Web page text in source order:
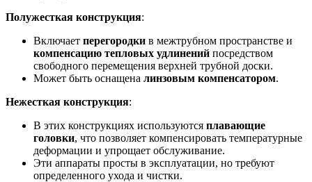
Полужесткая конструкция:
Включает перегородки в межтрубном пространстве и
компенсацию тепловых удлинений посредством
свободного перемещения верхней трубной доски.
Может быть оснащена линзовым компенсатором.
Нежесткая конструкция:
В этих конструкциях используются плавающие
головки, что позволяет компенсировать температурные
деформации и упрощает обслуживание.
Эти аппараты просты в эксплуатации, но требуют
определенного ухода и чистки.